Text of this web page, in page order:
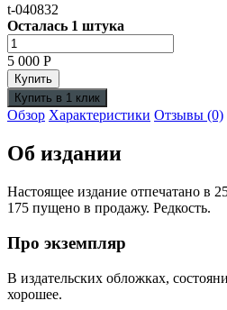
t-040832
Осталась 1 штука
5 000 Р
Обзор Характеристики Отзывы (0)
Об издании
Настоящее издание отпечатано в
175 пущено в продажу. Редкость.
Про экземпляр
В издательских обложках,
хорошее.